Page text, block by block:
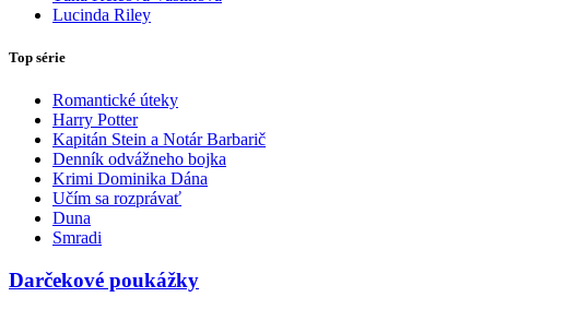
Lucinda Riley
Top série
Romantické úteky
Harry Potter
Kapitán Stein a Notár Barbarič
Denník odvážneho bojka
Krimi Dominika Dána
Učím sa rozprávať
Duna
Smradi
Darčekové poukážky